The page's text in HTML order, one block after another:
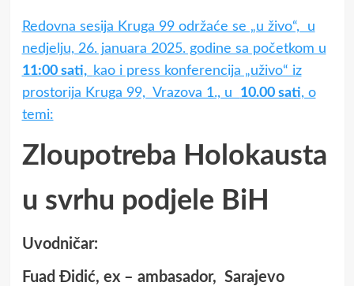
Redovna sesija Kruga 99 održaće se „u živo“, u
nedjelju, 26. januara 2025. godine sa početkom u
11:00 sati, kao i press konferencija „uživo“ iz
prostorija Kruga 99, Vrazova 1., u 10.00 sati, o
temi:
Zloupotreba Holokausta
u svrhu podjele BiH
Uvodničar:
Fuad Đidić, ex – ambasador, Sarajevo